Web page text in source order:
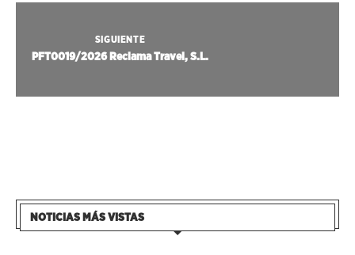
SIGUIENTE
PFT0019/2026 Reclama Travel, S.L.
NOTICIAS MÁS VISTAS